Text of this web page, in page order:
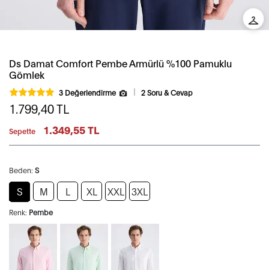
Ds Damat Comfort Pembe Armürlü %100 Pamuklu
Gömlek
3 Değerlendirme 2 Soru & Cevap
1.799,40TL
Sepette 1.349,55 TL
Beden: S
S M L XL XXL 3XL
Renk: Pembe